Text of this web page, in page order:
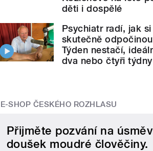
děti i dospělé
Psychiatr radí, jak si
skutečně
Týden nestačí,
dva nebo čtyři týdny
E-SHOP ČESKÉHO ROZHLASU
Přijměte pozvání na
doušek moudré člověčiny.